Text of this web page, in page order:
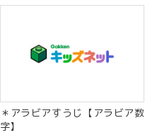
＊アラビアすうじ【アラビア数
字】